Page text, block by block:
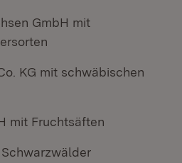
GmbH mit
KG mit schwäbischen
mit Fruchtsäften